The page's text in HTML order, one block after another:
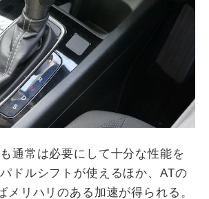
通常は必要にして十分な性能を
ドルシフトが使えるほか、ATの
メリハリのある加速が得られる。